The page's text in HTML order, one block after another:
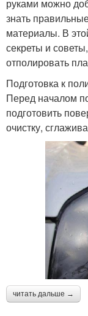
руками можно
знать
материалы. В
секреты и
отполировать
Подготовка к
Перед началом
подготовить
очистку,
читать дальше →